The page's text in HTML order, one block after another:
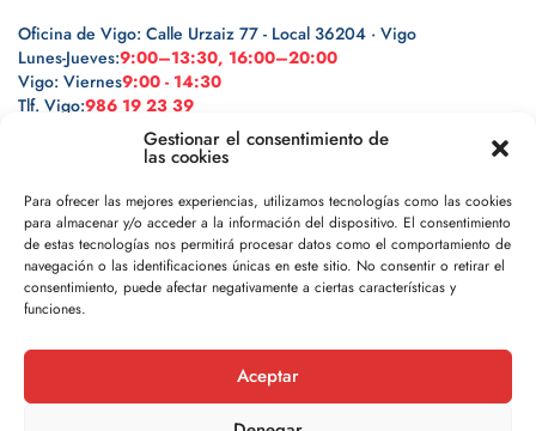
Gestionar el consentimiento de
las cookies
Para ofrecer las mejores experiencias, utilizamos tecnologías como las cookies
para almacenar y/o acceder a la información del dispositivo. El consentimiento
de estas tecnologías nos permitirá procesar datos como el comportamiento de
navegación o las identificaciones únicas en este sitio. No consentir o retirar el
consentimiento, puede afectar negativamente a ciertas características y
funciones.
Aceptar
Oficina de Vigo: Calle Urzaiz 77 - Local 36204 · Vigo
Lunes-Jueves:9:00–13:30, 16:00–20:00
Vigo: Viernes9:00 - 14:30
Tlf. Vigo:986 19 23 39
Legal
Política de privacidad